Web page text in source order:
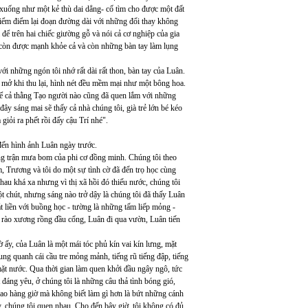
như một kẻ thù dai dẳng- cố tìm cho được một đất
điểm lại đoạn đường dài với những đổi thay không
trên hai chiếc giường gỗ và nói cả cơ nghiệp của gia
được mạnh khỏe cả và còn những bàn tay làm lụng
những ngón tôi nhớ rất dài rất thon, bàn tay của Luân.
khi thu lại, hình nét đều mềm mại như một bông hoa.
thằng Tạo người nào cũng đã quen lắm với những
sáng mai sẽ thấy cả nhà chúng tôi, già trẻ lớn bé kéo
ra phết rồi đấy cậu Trí nhé".
hình ảnh Luân ngày trước.
trận mưa bom của phi cơ đồng minh. Chúng tôi theo
và tôi do một sự tình cờ đã đến trọ học cùng
khá xa nhưng vì thị xã hồi đó thiếu nước, chúng tôi
chút, nhưng sáng nào trở dậy là chúng tôi đã thấy Luân
liền với buồng học - tường là những tấm liếp mỏng -
xương rồng đầu cổng, Luân đi qua vườn, Luân tiến
của Luân là một mái tóc phủ kín vai kín lưng, mặt
quanh cái cầu tre mỏng mảnh, tiếng rũ tiếng đập, tiếng
nước. Qua thời gian làm quen khởi đầu ngây ngô, tức
yêu, ở chúng tôi là những câu thả tình bóng gió,
hàng giờ mà không biết làm gì hơn là bứt những cánh
tôi quen nhau. Cho đến bây giờ, tôi không có đủ